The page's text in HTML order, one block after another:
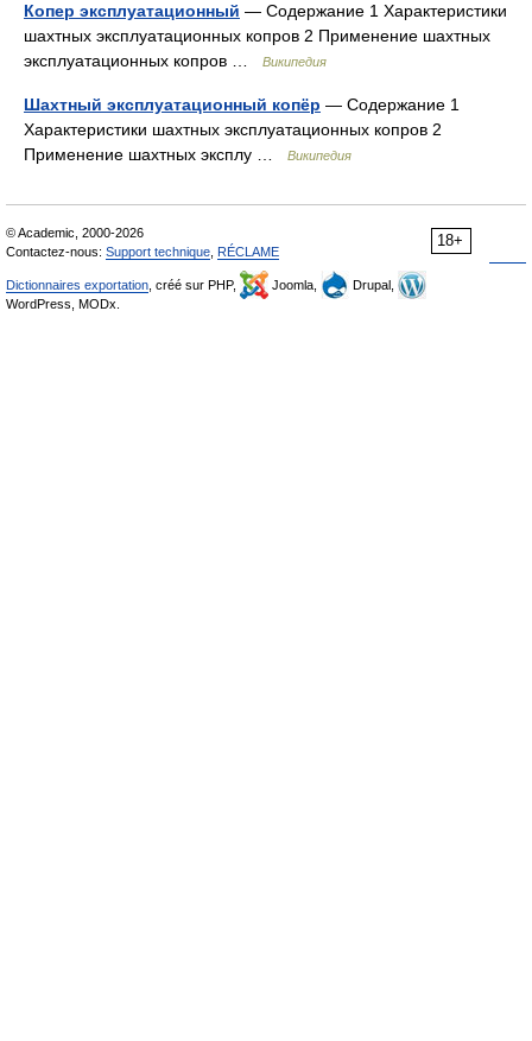
Копер эксплуатационный — Содержание 1 Характеристики
шахтных эксплуатационных копров 2 Применение шахтных
эксплуатационных копров …
Википедия
Шахтный эксплуатационный копёр — Содержание 1
Характеристики шахтных эксплуатационных копров 2
Применение шахтных эксплу …
Википедия
18+
© Academic, 2000-2026
Contactez-nous: Support technique RÉCLAME
Dictionnaires exportation , créé sur PHP, Joomla,
Drupal,
WordPress, MODx.